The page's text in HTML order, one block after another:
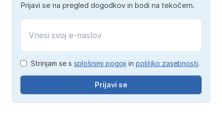
Prijavi se na pregled dogodkov in bodi na tekočem.
Strinjam se s splošnimi pogoji in politiko zasebnosti.
Prijavi se